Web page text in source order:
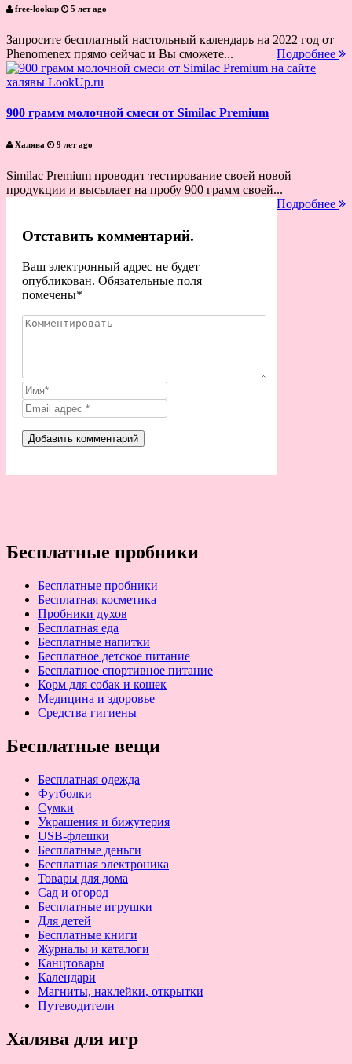
free-lookup 5 лет ago
Запросите бесплатный настольный календарь на 2022 год от
Phenomenex прямо сейчас и Вы сможете...
Подробнее
900 грамм молочной смеси от Similac Premium
Халява 9 лет ago
Similac Premium проводит тестирование своей новой
продукции и высылает на пробу 900 грамм своей...
Подробнее
Отставить комментарий.
Ваш электронный адрес не будет
опубликован. Обязательные поля
помечены*
Бесплатные пробники
Бесплатные пробники
Бесплатная косметика
Пробники духов
Бесплатная еда
Бесплатные напитки
Бесплатное детское питание
Бесплатное спортивное питание
Корм для собак и кошек
Медицина и здоровье
Средства гигиены
Бесплатные вещи
Бесплатная одежда
Футболки
Сумки
Украшения и бижутерия
USB-флешки
Бесплатные деньги
Бесплатная электроника
Товары для дома
Сад и огород
Бесплатные игрушки
Для детей
Бесплатные книги
Журналы и каталоги
Канцтовары
Календари
Магниты, наклейки, открытки
Путеводители
Халява для игр